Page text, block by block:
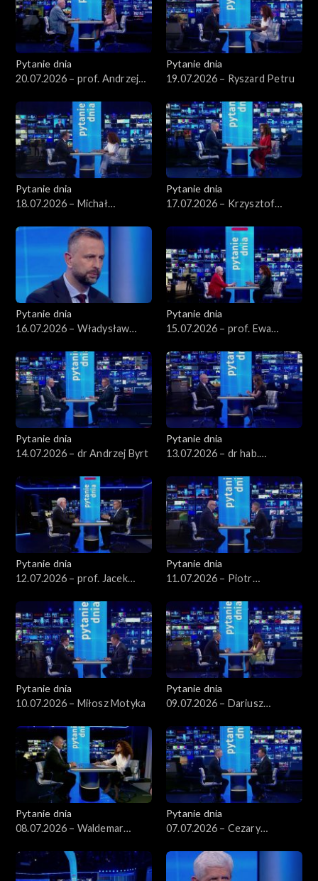
Pytanie dnia
20.07.2026 – prof. Andrzej
Pytanie dnia
19.07.2026 – Ryszard Petru
Pytanie dnia
18.07.2026 – Michał
Pytanie dnia
17.07.2026 – Krzysztof
Pytanie dnia
16.07.2026 – Władysław
Pytanie dnia
15.07.2026 – prof. Ewa
Pytanie dnia
14.07.2026 – dr Andrzej Byrt
Pytanie dnia
13.07.2026 – dr hab.
Pytanie dnia
12.07.2026 – prof. Jacek
Pytanie dnia
11.07.2026 – Piotr
Pytanie dnia
10.07.2026 – Miłosz Motyka
Pytanie dnia
09.07.2026 – Dariusz
Pytanie dnia
08.07.2026 – Waldemar
Pytanie dnia
07.07.2026 – Cezary